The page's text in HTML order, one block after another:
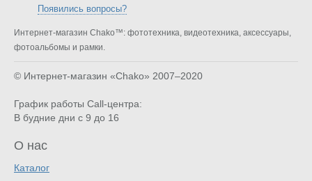
Появились вопросы?
Интернет-магазин Chako™: фототехника, видеотехника, аксессуары,
фотоальбомы и рамки.
© Интернет-магазин «Chako» 2007–2020
График работы Call-центра:
В будние дни с 9 до 16
О нас
Каталог